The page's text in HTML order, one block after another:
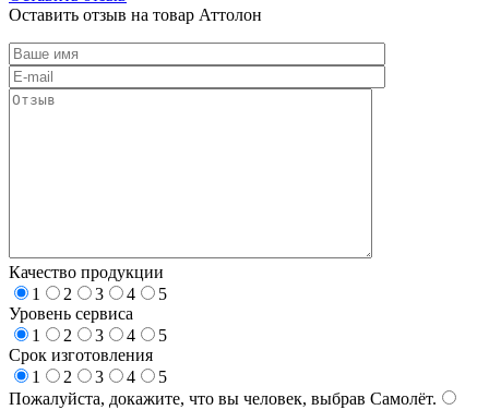
Оставить отзыв на товар Аттолон
Качество продукции
1
2 3 4
5
Уровень сервиса
1
2 3 4
5
Срок изготовления
1
2 3 4
5
Пожалуйста, докажите, что вы человек, выбрав Самолёт.